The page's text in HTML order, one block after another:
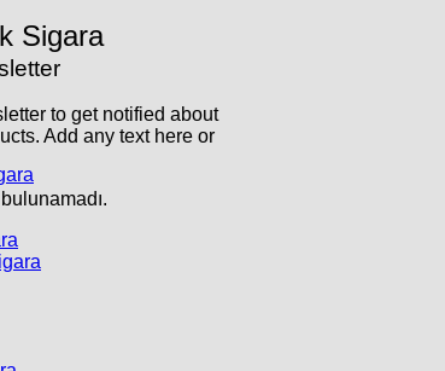
to get notified about
Add any text here or
Sigara